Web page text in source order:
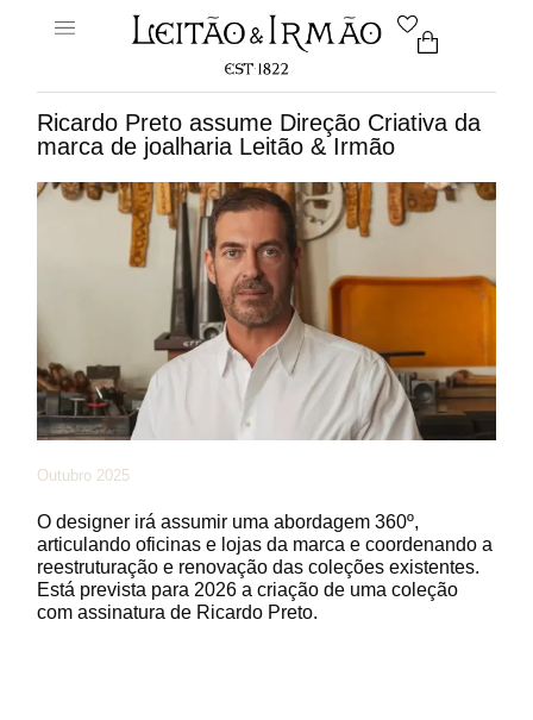
Ricardo Preto assume Direção Criativa da
marca de joalharia Leitão & Irmão
Outubro 2025
O designer irá assumir uma abordagem 360º,
articulando oficinas e lojas da marca e coordenando a
reestruturação e renovação das coleções existentes.
Está prevista para 2026 a criação de uma coleção
com assinatura de Ricardo Preto.